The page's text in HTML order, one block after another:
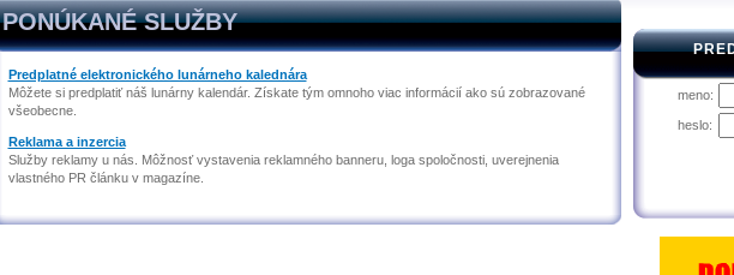
PONÚKANÉ SLUŽBY
Predplatné elektronického lunárneho kalednára
Môžete si predplatiť náš lunárny kalendár. Získate tým omnoho viac informácií ako sú zobrazované
všeobecne.
Reklama a inzercia
Služby reklamy u nás. Môžnosť vystavenia reklamného banneru, loga spoločnosti, uverejnenia
vlastného PR článku v magazíne.
meno:
heslo: